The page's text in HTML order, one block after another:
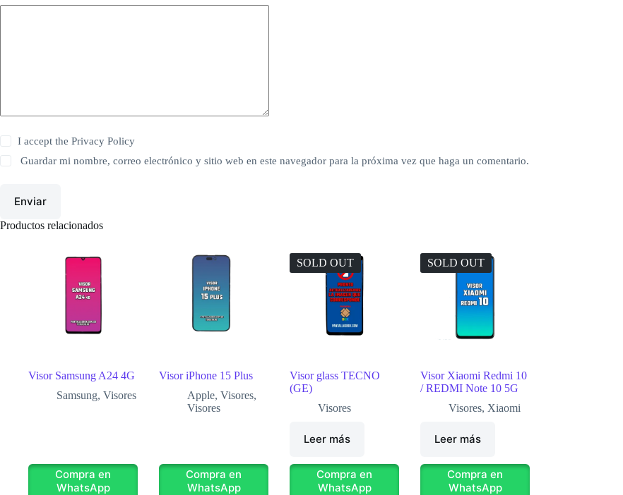
I accept thePrivacy Policy
Guardar mi nombre, correo electrónico y sitio web en este navegador para la próxima vez que haga un comentario.
Enviar
Productos relacionados
Visor Samsung A24 4G
Samsung, Visores
Compra en
WhatsApp
Visor iPhone 15 Plus
Apple, Visores,
Visores
Compra en
WhatsApp
SOLD OUT
Visor glass TECNO
(GE)
Visores
Leer más
Compra en
WhatsApp
SOLD OUT
Visor Xiaomi Redmi 10
/ REDMI Note 10 5G
Visores, Xiaomi
Leer más
Compra en
WhatsApp